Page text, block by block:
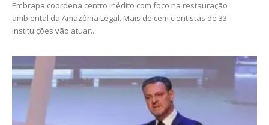
Embrapa coordena centro inédito com foco na restauração
ambiental da Amazônia Legal. Mais de cem cientistas de 33
instituições vão atuar...